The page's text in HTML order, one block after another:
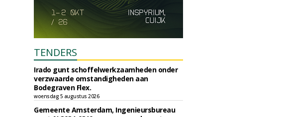
TENDERS
Irado gunt schoffelwerkzaamheden onder
verzwaarde omstandigheden aan
Bodegraven Flex.
woensdag 5 augustus 2026
Gemeente Amsterdam, Ingenieursbureau